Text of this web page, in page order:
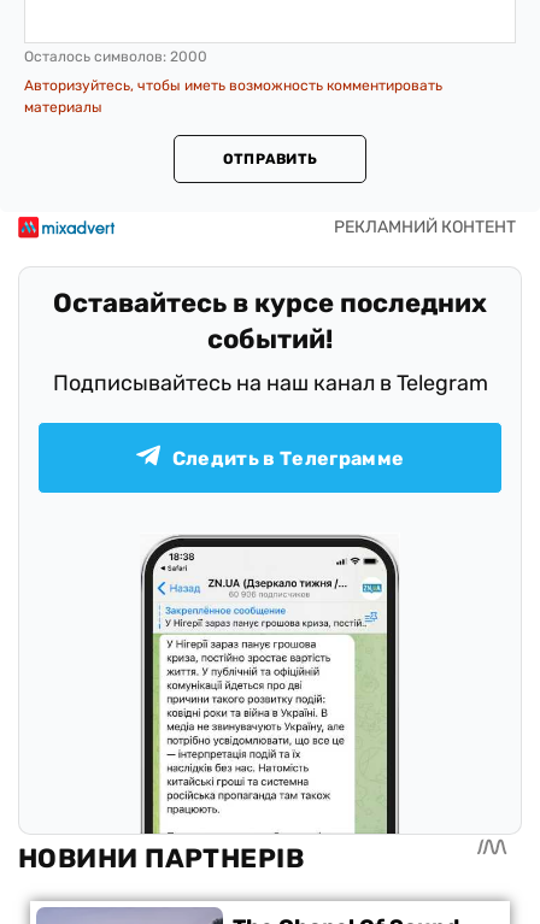
Осталось символов: 2000
Авторизуйтесь, чтобы иметь возможность комментировать
материалы
ОТПРАВИТЬ
Оставайтесь в курсе последних
событий!
Подписывайтесь на наш канал в Telegram
Следить в Телеграмме